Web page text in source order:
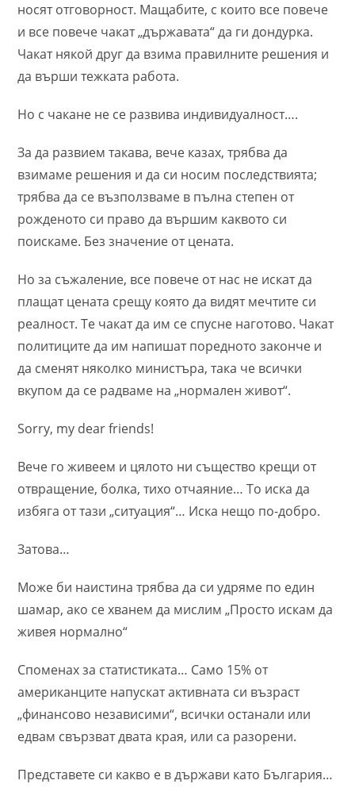
носят отговорност. Мащабите, с които все повече
и все повече чакат „държавата“ да ги дондурка.
Чакат някой друг да взима правилните решения и
да върши тежката работа.
Но с чакане не се развива индивидуалност….
За да развием такава, вече казах, трябва да
взимаме решения и да си носим последствията;
трябва да се възползваме в пълна степен от
рожденото си право да вършим каквото си
поискаме. Без значение от цената.
Но за съжаление, все повече от нас не искат да
плащат цената срещу която да видят мечтите си
реалност. Те чакат да им се спусне наготово. Чакат
политиците да им напишат поредното законче и
да сменят няколко министъра, така че всички
вкупом да се радваме на „нормален живот“.
Sorry, my dear friends!
Вече го живеем и цялото ни същество крещи от
отвращение, болка, тихо отчаяние… То иска да
избяга от тази „ситуация“… Иска нещо по-добро.
Затова…
Може би наистина трябва да си удряме по един
шамар, ако се хванем да мислим „Просто искам да
живея нормално“
Споменах за статистиката… Само 15% от
американците напускат активната си възраст
„финансово независими“, всички останали или
едвам свързват двата края, или са разорени.
Представете си какво е в държави като България…